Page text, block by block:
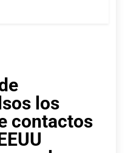
los
contactos